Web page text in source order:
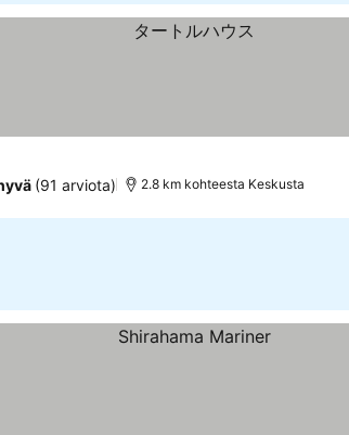
(91 arviota) 2.8 km kohteesta Keskusta